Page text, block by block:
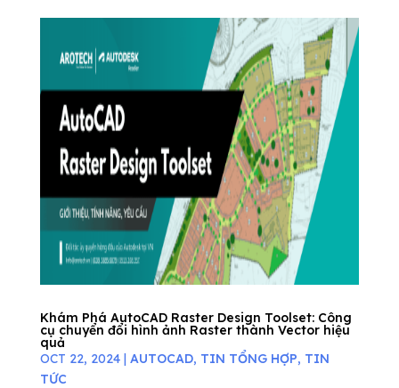
Khám Phá AutoCAD Raster Design Toolset: Công
cụ chuyển đổi hình ảnh Raster thành Vector hiệu
quả
OCT 22, 2024| AUTOCAD, TIN TỔNG HỢP, TIN
TỨC